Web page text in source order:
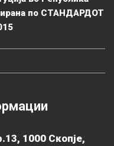
по СТАНДАРДОТ
1000 Скопје,